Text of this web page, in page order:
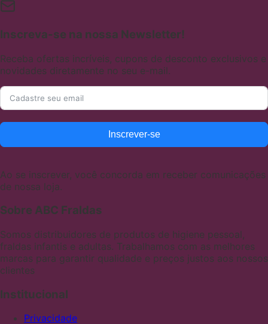
Inscreva-se na nossa Newsletter!
Receba ofertas incríveis, cupons de desconto exclusivos e
novidades diretamente no seu e-mail.
Inscrever-se
Ao se inscrever, você concorda em receber comunicações
de nossa loja.
Sobre ABC Fraldas
Somos distribuidores de produtos de higiene pessoal,
fraldas infantis e adultas. Trabalhamos com as melhores
marcas para garantir qualidade e preços justos aos nossos
clientes
Institucional
Privacidade